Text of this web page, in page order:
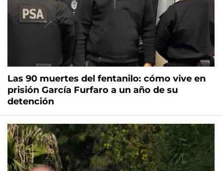
Las 90 muertes del fentanilo: cómo vive en
prisión García Furfaro a un año de su
detención